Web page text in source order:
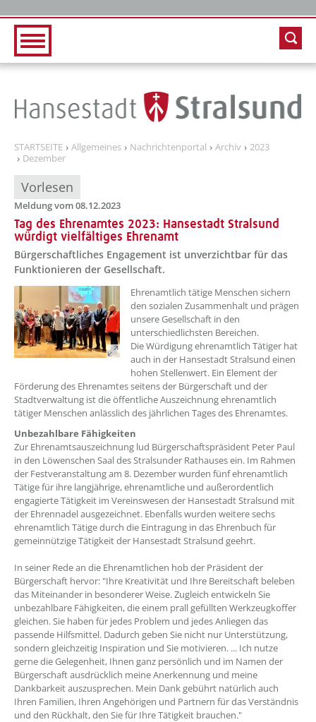
STARTSEITE Allgemeines Nachrichtenportal Archiv
2023
Dezember
Vorlesen
Meldung vom 08.12.2023
Tag des Ehrenamtes 2023: Hansestadt Stralsund
würdigt vielfältiges Ehrenamt
Bürgerschaftliches Engagement ist unverzichtbar für das
Funktionieren der Gesellschaft.
??? absaetzeOben[1]/titel ???
Ehrenamtlich tätige Menschen sichern
den sozialen Zusammenhalt und prägen
unsere Gesellschaft in den
unterschiedlichsten Bereichen.
Die Würdigung ehrenamtlich Tätiger hat
auch in der Hansestadt Stralsund einen
hohen Stellenwert. Ein Element der
Förderung des Ehrenamtes seitens der Bürgerschaft und der
Stadtverwaltung ist die öffentliche Auszeichnung ehrenamtlich
tätiger Menschen anlässlich des jährlichen Tages des Ehrenamtes.
Unbezahlbare Fähigkeiten
Zur Ehrenamtsauszeichnung lud Bürgerschaftspräsident Peter Paul
in den Löwenschen Saal des Stralsunder Rathauses ein. Im Rahmen
der Festveranstaltung am 8. Dezember wurden fünf ehrenamtlich
Tätige für ihre langjährige, ehrenamtliche und außerordentlich
engagierte Tätigkeit im Vereinswesen der Hansestadt Stralsund mit
der Ehrennadel ausgezeichnet. Ebenfalls wurden weitere sechs
ehrenamtlich Tätige durch die Eintragung in das Ehrenbuch für
gemeinnützige Tätigkeit der Hansestadt Stralsund geehrt.
In seiner Rede an die Ehrenamtlichen hob der Präsident der
Bürgerschaft hervor: "Ihre Kreativität und Ihre Bereitschaft beleben
das Miteinander in besonderer Weise. Zugleich entwickeln Sie
unbezahlbare Fähigkeiten, die einem prall gefüllten Werkzeugkoffer
gleichen. Sie haben für jedes Problem und jedes Anliegen das
passende Hilfsmittel. Dadurch geben Sie nicht nur Unterstützung,
sondern gleichzeitig Inspiration und Sie motivieren. ... Ich nutze
gerne die Gelegenheit, Ihnen ganz persönlich und im Namen der
Bürgerschaft ausdrücklich meine Anerkennung und meine
Dankbarkeit auszusprechen. Mein Dank gebührt natürlich auch
Ihren Familien, Ihren Angehörigen und Partnern für das Verständnis
und den Rückhalt, den Sie für Ihre Tätigkeit brauchen."